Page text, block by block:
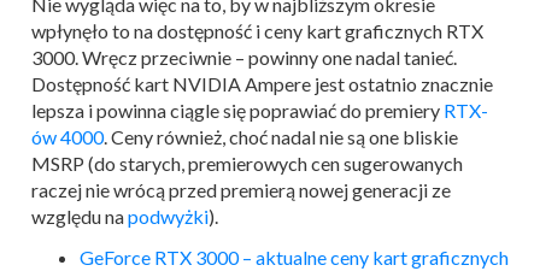
wpłynęło to na dostępność i ceny kart graficznych RTX
3000. Wręcz przeciwnie – powinny one nadal tanieć.
Dostępność kart NVIDIA Ampere jest ostatnio znacznie
lepsza i powinna ciągle się poprawiać do premiery RTX-
ów 4000. Ceny również, choć nadal nie są one bliskie
MSRP (do starych, premierowych cen sugerowanych
raczej nie wrócą przed premierą nowej generacji ze
względu napodwyżki).
GeForce RTX 3000 – aktualne ceny kart graficznych